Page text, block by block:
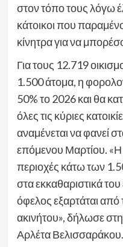
στον τόπο τους λόγω
κάτοικοι που
κίνητρα για να
Για τους 12.719
1.500 άτομα, η
50% το 2026 και θα
όλες τις κύριες
αναμένεται να φανεί
επόμενου Μαρτίου.
περιοχές κάτω των
στα εκκαθαριστικά
όφελος εξαρτάται από
ακινήτου», δήλωσε
Αρλέτα Βελισσαράκου.